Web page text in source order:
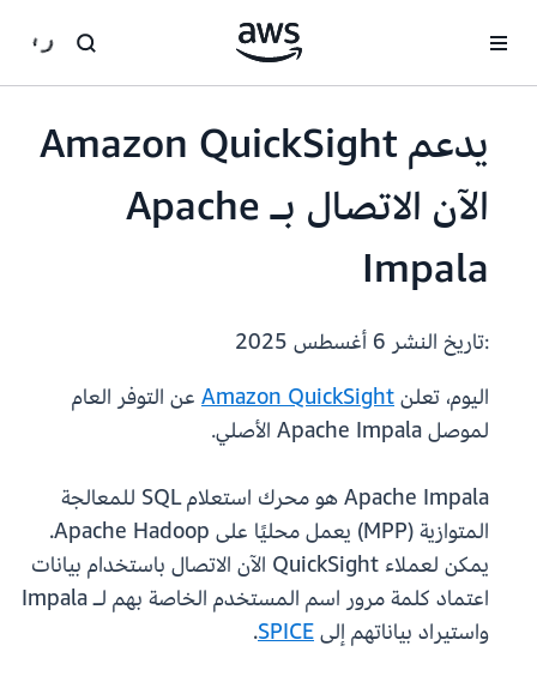
يدعم Amazon QuickSight
الآن الاتصال بـ Apache
Impala
:تاريخ النشر
اليوم، تعلنAmazon QuickSight عن التوفر العام
لموصل Apache Impala الأصلي.
Apache Impala هو محرك استعلام SQL للمعالجة
المتوازية (MPP) يعمل محليًا على Apache Hadoop.
يمكن لعملاء QuickSight الآن الاتصال باستخدام بيانات
اعتماد كلمة مرور اسم المستخدم الخاصة بهم لـ Impala
واستيراد بياناتهم إلىSPICE
.